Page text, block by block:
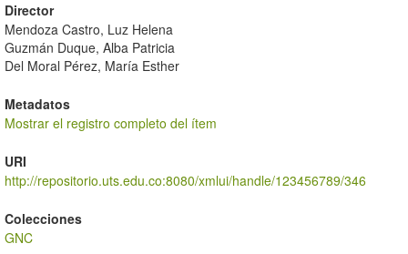
Director
Mendoza Castro, Luz Helena
Guzmán Duque, Alba Patricia
Del Moral Pérez, María Esther
Metadatos
Mostrar el registro completo del ítem
URI
http://repositorio.uts.edu.co:8080/xmlui/handle/123456789/346
Colecciones
GNC